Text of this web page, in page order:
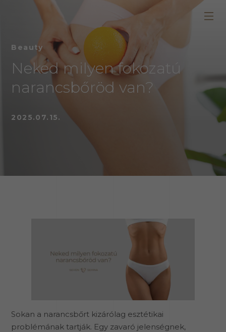
Beauty
Neked milyen fokozatú
narancsbőröd van?
2025.07.15.
Sokan a narancsbőrt kizárólag esztétikai
problémának tartják. Egy zavaró jelenségnek,